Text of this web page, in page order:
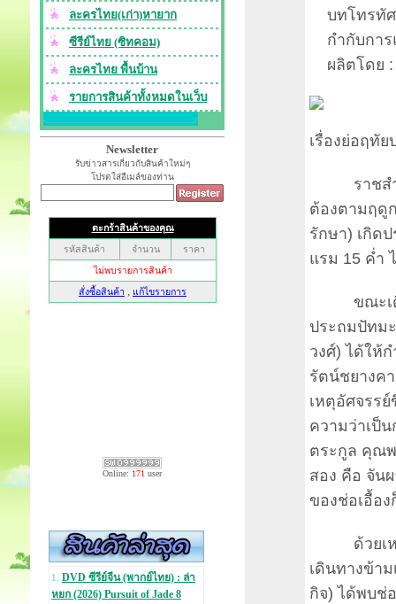
ละครไทย(เก่า)หายาก
ซีรีย์ไทย (ซิทคอม)
ละครไทย พื้นบ้าน
รายการสินค้าทั้งหมดในเว็บ
Newsletter
รับข่าวสารเกี่ยวกับสินค้าใหม่ๆ
โปรดใส่อีเมล์ของท่าน
Online: 171 user
1. DVD ซีรีย์จีน (พากย์ไทย) : ล่า
หยก (2026) Pursuit of Jade 8
บทโทรทัศ
กำกับการ
ผลิตโดย :
เรื่องย่อฤทั
ราชสำนัก
ต้องตามฤดู
รักษา) เกิด
แรม 15 ค่ำ
ขณะเดีย
ประถมปัทม
วงศ์) ได้ให้
รัตน์ชยางค
เหตุอัศจรร
ความว่าเป็
ตระกูล คุณ
สอง คือ จัน
ของช่อเอื้อง
ด้วยเหตุ
เดินทางข้า
กิจ) ได้พบช่